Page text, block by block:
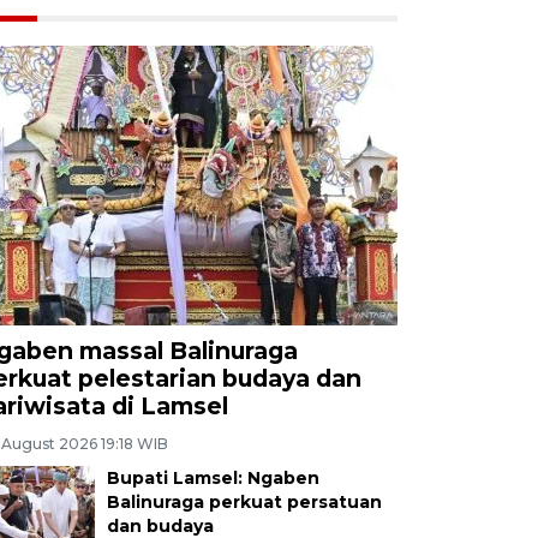
massal Balinuraga
pelestarian budaya dan
di Lamsel
2026 19:18 WIB
Bupati Lamsel: Ngaben
Balinuraga perkuat persatuan
dan budaya